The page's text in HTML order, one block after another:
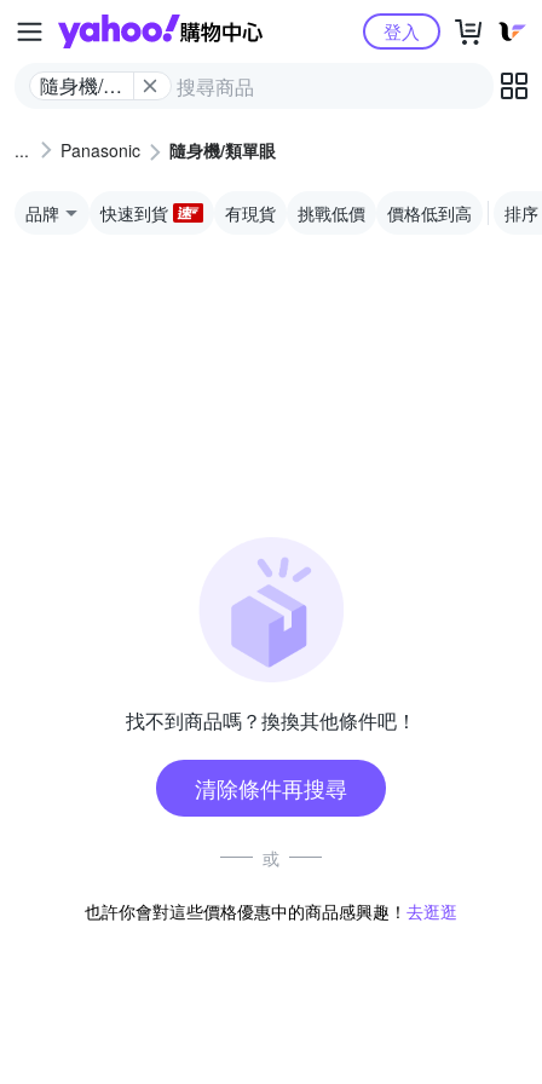
Yahoo購物中心
隨身機/類
登入
Panasonic 隨身機/類單眼
品牌 快速到貨 有現貨 挑戰低價 價格低到高 排序
找不到商品嗎？換換其他條件吧！
清除條件再搜尋
或
也許你會對這些價格優惠中的商品感興趣！ 去逛逛